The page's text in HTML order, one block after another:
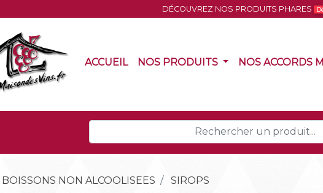
DÉCOUVREZ NOS PRODUITS PHARES
ACCUEIL(CURRENT)
NOS PRODUITS (CURRENT)
NOS ACCORDS
BOISSONS NON ALCOOLISEES SIROPS